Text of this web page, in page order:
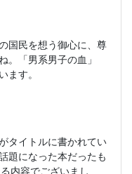
国民を想う御心に、尊
。「男系男子の血」
ます。
タイトルに書かれてい
題になった本だったも
内容でございまし